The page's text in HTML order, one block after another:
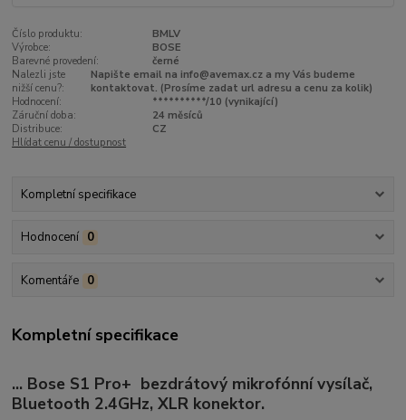
Číslo produktu:
BMLV
Výrobce:
BOSE
Barevné provedení:
černé
Nalezli jste
nižší cenu?:
Napište email na info@avemax.cz a my Vás budeme
kontaktovat. (Prosíme zadat url adresu a cenu za kolik)
Hodnocení:
**********/10 (vynikající)
Záruční doba:
24 měsíců
Distribuce:
CZ
Hlídat cenu / dostupnost
Kompletní specifikace
Hodnocení 0
Komentáře 0
Kompletní specifikace
... Bose S1 Pro+ bezdrátový mikrofónní vysílač,
Bluetooth 2.4GHz, XLR konektor.